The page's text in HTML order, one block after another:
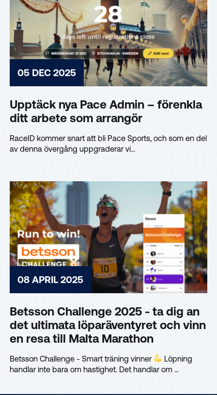
05 DEC 2025
Upptäck nya Pace Admin – förenkla
ditt arbete som arrangör
RaceID kommer snart att bli Pace Sports, och som en del
av denna övergång uppgraderar vi...
08 APRIL 2025
Betsson Challenge 2025 - ta dig an
det ultimata löparäventyret och vinn
en resa till Malta Marathon
Betsson Challenge - Smart träning vinner
Löpning
handlar inte bara om hastighet. Det handlar om ...